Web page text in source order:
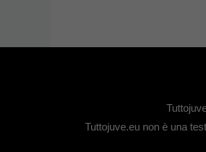
Tuttojuve.eu non è una